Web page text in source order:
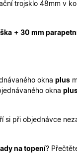
trojsklo 48mm v
+ 30 mm
okna plus
okna
si při objednávce
na topení?
soubor cookie používá
soubor cookie se používá
pro nepřihlášené uživatele.
cen produktů v e-
Google